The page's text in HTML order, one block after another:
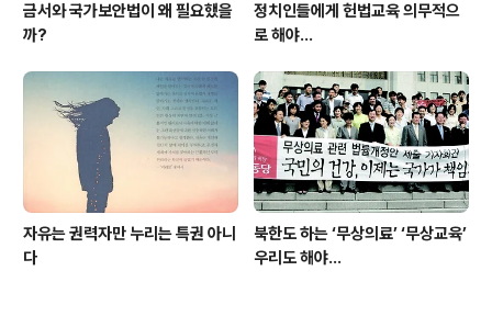
금서와 국가보안법이 왜 필요했을
까?
정치인들에게 헌법교육 의무적으
로 해야…
자유는 권력자만 누리는 특권 아니
다
북한도 하는 ‘무상의료’ ‘무상교육’
우리도 해야...